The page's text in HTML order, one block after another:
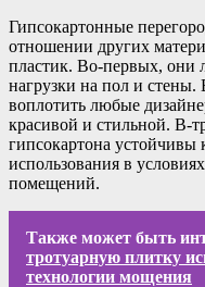
Гипсокартонные
отношении других
пластик. Во-первых, они
нагрузки на пол и стены.
воплотить любые
красивой и стильной. В-
гипсокартона устойчивы
использования в
помещений.
Также может быть
тротуарную плитку
технологии мощения